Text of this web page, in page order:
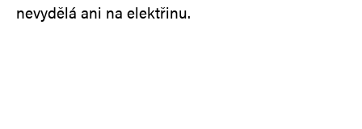
nevydělá ani na elektřinu.